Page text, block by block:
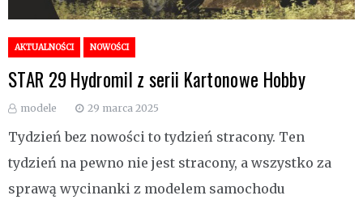
AKTUALNOŚCI NOWOŚCI
STAR 29 Hydromil z serii Kartonowe Hobby
modele 29 marca 2025
Tydzień bez nowości to tydzień stracony. Ten
tydzień na pewno nie jest stracony, a wszystko za
sprawą wycinanki z modelem samochodu